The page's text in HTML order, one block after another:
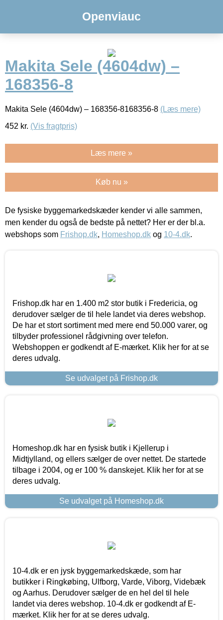
Openviauc
Makita Sele (4604dw) –
168356-8
Makita Sele (4604dw) – 168356-8168356-8 (Læs mere)
452 kr. (Vis fragtpris)
Læs mere »
Køb nu »
De fysiske byggemarkedskæder kender vi alle sammen,
men kender du også de bedste på nettet? Her er der bl.a.
webshops som Frishop.dk, Homeshop.dk og 10-4.dk.
Frishop.dk har en 1.400 m2 stor butik i Fredericia, og
derudover sælger de til hele landet via deres webshop.
De har et stort sortiment med mere end 50.000 varer, og
tilbyder professionel rådgivning over telefon.
Webshoppen er godkendt af E-mærket. Klik her for at se
deres udvalg.
Se udvalget på Frishop.dk
Homeshop.dk har en fysisk butik i Kjellerup i
Midtjylland, og ellers sælger de over nettet. De startede
tilbage i 2004, og er 100 % danskejet. Klik her for at se
deres udvalg.
Se udvalget på Homeshop.dk
10-4.dk er en jysk byggemarkedskæde, som har
butikker i Ringkøbing, Ulfborg, Varde, Viborg, Videbæk
og Aarhus. Derudover sælger de en hel del til hele
landet via deres webshop. 10-4.dk er godkendt af E-
mærket. Klik her for at se deres udvalg.